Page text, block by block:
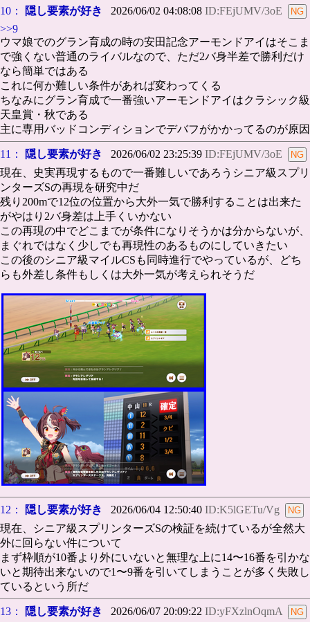
10： 隠し要素が好き 2026/06/02 04:08:08 ID:FEjUMV/3oE
>>9
ウマ娘でのグラン育成の時の安田記念アーモンドアイはそこま
で強くない普通のライバルなので、ただ2バ身半差で勝利だけ
なら簡単ではある
これに何か難しい条件があれば変わってくる
ちなみにグラン育成で一番強いアーモンドアイはクラシック級
天皇賞・秋である
主に専用バッドコンディションでデバフがかかってるのが原因
11： 隠し要素が好き 2026/06/02 23:25:39 ID:FEjUMV/3oE
現在、史実再現するもので一番難しいであろうシニア級スプリ
ンターズSの再現を研究中だ
残り200mで12位の位置から大外一気で勝利することは出来た
がやはり2バ身差は上手くいかない
この再現の中でどこまでが条件になりそうかは分からないが、
まぐれではなく少しでも再現性のあるものにしていきたい
この後のシニア級マイルCSも同時進行でやっているが、どち
らも外差し条件もしくは大外一気が考えられそうだ
12： 隠し要素が好き 2026/06/04 12:50:40 ID:K5lGETu/Vg
現在、シニア級スプリンターズSの検証を続けているが全然大
外に回らない件について
まず枠順が10番より外にいないと無理な上に14〜16番を引かな
いと期待出来ないので1〜9番を引いてしまうことが多く失敗し
ているという所だ
13： 隠し要素が好き 2026/06/07 20:09:22 ID:yFXzlnOqmA